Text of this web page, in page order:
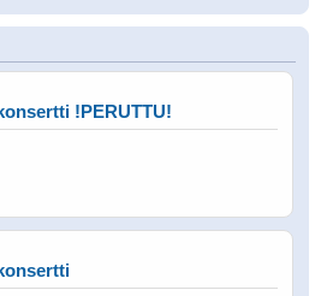
page
page
!PERUTTU!